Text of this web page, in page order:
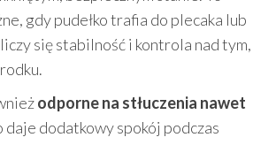
gdy pudełko trafia do plecaka lub
się stabilność i kontrola nad tym,
odporne na stłuczenia nawet
daje dodatkowy spokój podczas